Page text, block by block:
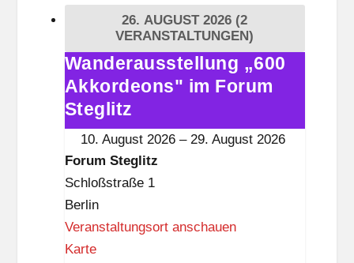
t
g
i
t
z
26. AUGUST 2026 (2
VERANSTALTUNGEN)
Wanderausstellung
„600
Akkordeons"
im
Wanderausstellung „600
Akkordeons" im Forum
Steglitz
10. August 2026 – 29. August 2026
Forum Steglitz
Schloßstraße 1
Berlin
Veranstaltungsort anschauen
KarteF